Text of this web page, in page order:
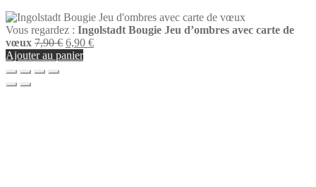
Vous regardez : Ingolstadt Bougie Jeu d’ombres avec carte de
vœux 7,90€ Le
prix
6,90 €Le
Ajouter au panier